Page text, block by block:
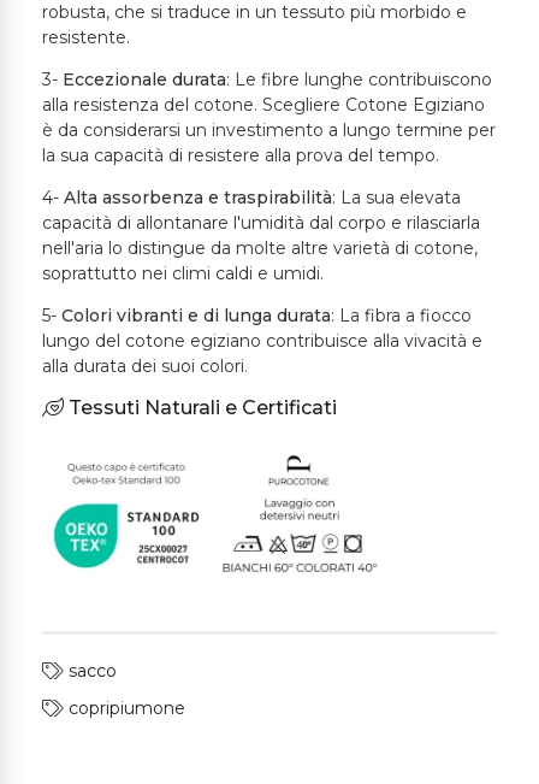
robusta, che si traduce in un tessuto più morbido e
resistente.
3- Eccezionale durata: Le fibre lunghe contribuiscono
alla resistenza del cotone. Scegliere Cotone Egiziano
è da considerarsi un investimento a lungo termine per
la sua capacità di resistere alla prova del tempo.
4- Alta assorbenza e traspirabilità: La sua elevata
capacità di allontanare l'umidità dal corpo e rilasciarla
nell'aria lo distingue da molte altre varietà di cotone,
soprattutto nei climi caldi e umidi.
5- Colori vibranti e di lunga durata: La fibra a fiocco
lungo del cotone egiziano contribuisce alla vivacità e
alla durata dei suoi colori.
Tessuti Naturali e Certificati
sacco
copripiumone